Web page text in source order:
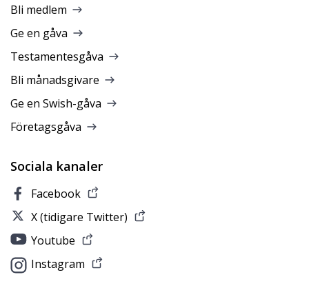
Bli medlem
Ge en gåva
Testamentesgåva
Bli månadsgivare
Ge en Swish-gåva
Företagsgåva
Sociala kanaler
Facebook
X (tidigare Twitter)
Youtube
Instagram